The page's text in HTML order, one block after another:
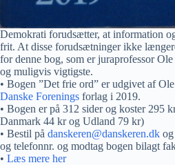
Demokrati forudsætter, at information
frit. At disse forudsætninger ikke
for denne bog, som er juraprofessor Ole
og muligvis vigtigste.
• Bogen ”Det frie ord” er udgivet af
Danske Forenings forlag i 2019.
• Bogen er på 312 sider og koster 295
Danmark 44 kr og Udland 79 kr)
• Bestil på danskeren@danskeren.dk
og telefonnr. og modtag bogen bilagt
• Læs mere her